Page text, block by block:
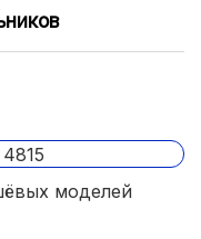
моделей